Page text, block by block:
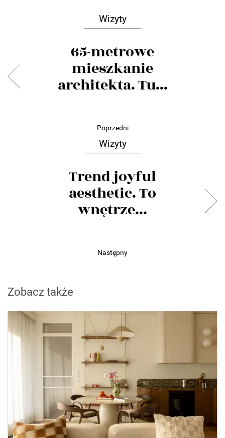
Wizyty
65-metrowe
mieszkanie
architekta. Tu...
Poprzedni
Wizyty
Trend joyful
aesthetic. To
wnętrze...
Następny
Zobacz także